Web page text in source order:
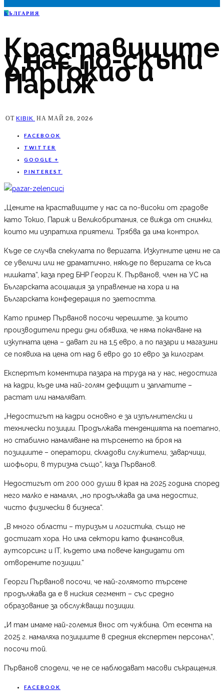
Б ЪЛГАРИЯ
Краставиците
у нас по-скъпи
от Токио и
Париж
ОТ KIBIK НА МАЙ 28, 2026
FACEBOOK
TWITTER
GOOGLE +
PINTEREST
„Цените на краставиците у нас са по-високи от градове
като Токио, Париж и Великобритания, се вижда от снимки,
които ми изпратиха приятели. Трябва да има контрол.
Къде се случва спекулата по веригата. Изкупните цени не са
се увеличи или не драматично, някъде по веригата се къса
нишката“, каза пред БНР Георги К. Първанов, член на УС на
Българската асоциация за управление на хора и на
Българската конфедерация по заетостта.
Като пример Първанов посочи черешите, за които
производители преди дни обявиха, че няма покачване на
изкупната цена – дават ги на 1,5 евро, а по пазари и магазини
се появиха на цена от над 6 евро до 10 евро за килограм.
Експертът коментира пазара на труда на у нас, недостига
на кадри, къде има най-голям дефицит и заплатите –
растат или намаляват.
„Недостигът на кадри основно е за изпълнителски и
технически позиции. Продължава тенденцията на поетапно,
но стабилно намаляване на търсенето на броя на
позициите – оператори, складови служители, заварчици,
шофьори, в туризма също“, каза Първанов.
Недостигът от 200 000 души в края на 2025 година според
него малко е намалял, „но продължава да има недостиг,
чисто физически в бизнеса“.
„В много области – туризъм и логистика, също не
достигат хора. Но има сектори като финансовия,
аутсорсинг и IT, където има повече кандидати от
отворените позиции.“
Георги Първанов посочи, че най-голямото търсене
продължава да е в ниския сегмент – със средно
образование за обслужващи позиции.
„И там имаме най-големия внос от чужбина. От есента на
2025 г. намаляха позициите в средния експертен персонал“,
посочи той.
Първанов сподели, че не се наблюдават масови съкращения.
FACEBOOK